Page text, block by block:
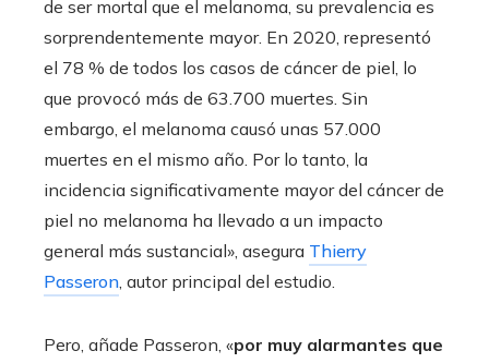
de ser mortal que el melanoma, su prevalencia es
sorprendentemente mayor. En 2020, representó
el 78 % de todos los casos de cáncer de piel, lo
que provocó más de 63.700 muertes. Sin
embargo, el melanoma causó unas 57.000
muertes en el mismo año. Por lo tanto, la
incidencia significativamente mayor del cáncer de
piel no melanoma ha llevado a un impacto
general más sustancial», asegura Thierry
Passeron, autor principal del estudio.
Pero, añade Passeron, «por muy alarmantes que